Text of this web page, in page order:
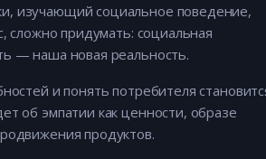
изучающий социальное поведение,
сложно придумать: социальная
— наша новая реальность.
и понять потребителя
об эмпатии как ценности, образе
продуктов.